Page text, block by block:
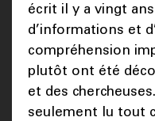
écrit il y a vingt
d’informations et
compréhension
plutôt ont été
et des
seulement lu tout